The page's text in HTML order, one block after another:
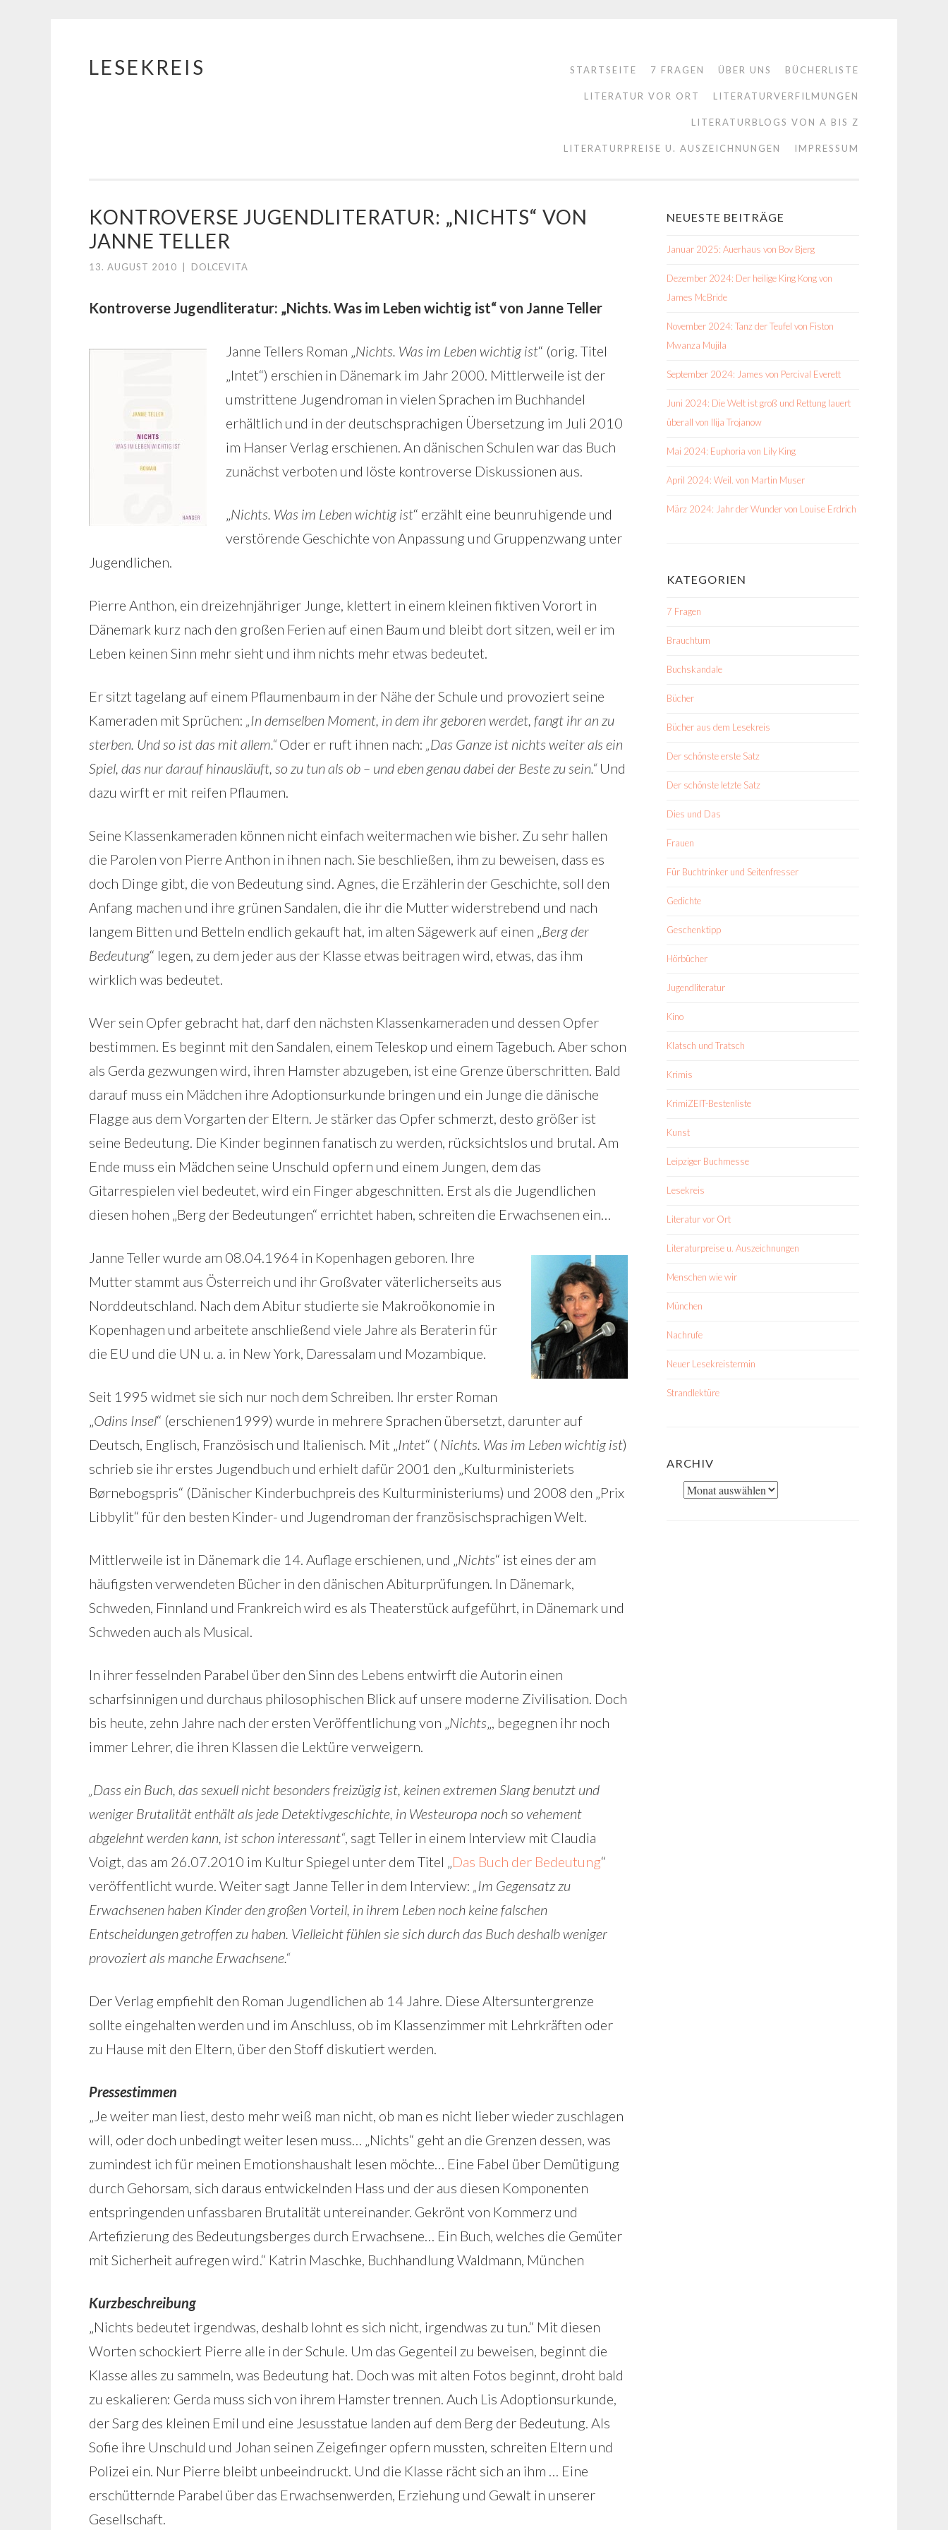
Springe
LESEKREIS STARTSEITE 7 FRAGEN ÜBER UNS BÜCHERLISTE
LITERATUR VOR ORT LITERATURVERFILMUNGEN
LITERATURBLOGS VON A BIS Z
LITERATURPREISE U. AUSZEICHNUNGEN IMPRESSUM
KONTROVERSE JUGENDLITERATUR: „NICHTS“ VON
JANNE TELLER
13. AUGUST 2010 DOLCEVITA
Kontroverse Jugendliteratur: „Nichts. Was im Leben wichtig ist“ von Janne Teller
Janne Tellers Roman „Nichts. Was im Leben wichtig ist“ (orig. Titel
„Intet“) erschien in Dänemark im Jahr 2000. Mittlerweile ist der
umstrittene Jugendroman in vielen Sprachen im Buchhandel
erhältlich und in der deutschsprachigen Übersetzung im Juli 2010
im Hanser Verlag erschienen. An dänischen Schulen war das Buch
zunächst verboten und löste kontroverse Diskussionen aus.
„Nichts. Was im Leben wichtig ist“ erzählt eine beunruhigende und
verstörende Geschichte von Anpassung und Gruppenzwang unter
Jugendlichen.
Pierre Anthon, ein dreizehnjähriger Junge, klettert in einem kleinen fiktiven Vorort in
Dänemark kurz nach den großen Ferien auf einen Baum und bleibt dort sitzen, weil er im
Leben keinen Sinn mehr sieht und ihm nichts mehr etwas bedeutet.
Er sitzt tagelang auf einem Pflaumenbaum in der Nähe der Schule und provoziert seine
Kameraden mit Sprüchen: „In demselben Moment, in dem ihr geboren werdet, fangt ihr an zu
sterben. Und so ist das mit allem.“Oder er ruft ihnen nach: „Das Ganze ist nichts weiter als ein
Spiel, das nur darauf hinausläuft, so zu tun als ob – und eben genau dabei der Beste zu sein.“Und
dazu wirft er mit reifen Pflaumen.
Seine Klassenkameraden können nicht einfach weitermachen wie bisher. Zu sehr hallen
die Parolen von Pierre Anthon in ihnen nach. Sie beschließen, ihm zu beweisen, dass es
doch Dinge gibt, die von Bedeutung sind. Agnes, die Erzählerin der Geschichte, soll den
Anfang machen und ihre grünen Sandalen, die ihr die Mutter widerstrebend und nach
langem Bitten und Betteln endlich gekauft hat, im alten Sägewerk auf einen „Berg der
Bedeutung“ legen, zu dem jeder aus der Klasse etwas beitragen wird, etwas, das ihm
wirklich was bedeutet.
Wer sein Opfer gebracht hat, darf den nächsten Klassenkameraden und dessen Opfer
bestimmen. Es beginnt mit den Sandalen, einem Teleskop und einem Tagebuch. Aber schon
als Gerda gezwungen wird, ihren Hamster abzugeben, ist eine Grenze überschritten. Bald
darauf muss ein Mädchen ihre Adoptionsurkunde bringen und ein Junge die dänische
Flagge aus dem Vorgarten der Eltern. Je stärker das Opfer schmerzt, desto größer ist
seine Bedeutung. Die Kinder beginnen fanatisch zu werden, rücksichtslos und brutal. Am
Ende muss ein Mädchen seine Unschuld opfern und einem Jungen, dem das
Gitarrespielen viel bedeutet, wird ein Finger abgeschnitten. Erst als die Jugendlichen
diesen hohen „Berg der Bedeutungen“ errichtet haben, schreiten die Erwachsenen ein…
Janne Teller wurde am 08.04.1964 in Kopenhagen geboren. Ihre
Mutter stammt aus Österreich und ihr Großvater väterlicherseits aus
Norddeutschland. Nach dem Abitur studierte sie Makroökonomie in
Kopenhagen und arbeitete anschließend viele Jahre als Beraterin für
die EU und die UN u. a. in New York, Daressalam und Mozambique.
Seit 1995 widmet sie sich nur noch dem Schreiben. Ihr erster Roman
„Odins Insel“ (erschienen1999) wurde in mehrere Sprachen übersetzt, darunter auf
Deutsch, Englisch, Französisch und Italienisch. Mit „Intet“ ( Nichts. Was im Leben wichtig ist)
schrieb sie ihr erstes Jugendbuch und erhielt dafür 2001 den „Kulturministeriets
Børnebogspris“ (Dänischer Kinderbuchpreis des Kulturministeriums) und 2008 den „Prix
Libbylit“ für den besten Kinder- und Jugendroman der französischsprachigen Welt.
Mittlerweile ist in Dänemark die 14. Auflage erschienen, und „Nichts“ ist eines der am
häufigsten verwendeten Bücher in den dänischen Abiturprüfungen. In Dänemark,
Schweden, Finnland und Frankreich wird es als Theaterstück aufgeführt, in Dänemark und
Schweden auch als Musical.
In ihrer fesselnden Parabel über den Sinn des Lebens entwirft die Autorin einen
scharfsinnigen und durchaus philosophischen Blick auf unsere moderne Zivilisation. Doch
bis heute, zehn Jahre nach der ersten Veröffentlichung von „Nichts„, begegnen ihr noch
immer Lehrer, die ihren Klassen die Lektüre verweigern.
„Dass ein Buch, das sexuell nicht besonders freizügig ist, keinen extremen Slang benutzt und
weniger Brutalität enthält als jede Detektivgeschichte, in Westeuropa noch so vehement
abgelehnt werden kann, ist schon interessant“, sagt Teller in einem Interview mit Claudia
Voigt, das am 26.07.2010 im Kultur Spiegel unter dem Titel „Das Buch der Bedeutung“
veröffentlicht wurde. Weiter sagt Janne Teller in dem Interview: „Im Gegensatz zu
Erwachsenen haben Kinder den großen Vorteil, in ihrem Leben noch keine falschen
Entscheidungen getroffen zu haben. Vielleicht fühlen sie sich durch das Buch deshalb weniger
provoziert als manche Erwachsene.“
Der Verlag empfiehlt den Roman Jugendlichen ab 14 Jahre. Diese Altersuntergrenze
sollte eingehalten werden und im Anschluss, ob im Klassenzimmer mit Lehrkräften oder
zu Hause mit den Eltern, über den Stoff diskutiert werden.
Pressestimmen
„Je weiter man liest, desto mehr weiß man nicht, ob man es nicht lieber wieder zuschlagen
will, oder doch unbedingt weiter lesen muss… „Nichts“ geht an die Grenzen dessen, was
zumindest ich für meinen Emotionshaushalt lesen möchte… Eine Fabel über Demütigung
durch Gehorsam, sich daraus entwickelnden Hass und der aus diesen Komponenten
entspringenden unfassbaren Brutalität untereinander. Gekrönt von Kommerz und
Artefizierung des Bedeutungsberges durch Erwachsene… Ein Buch, welches die Gemüter
mit Sicherheit aufregen wird.“ Katrin Maschke, Buchhandlung Waldmann, München
Kurzbeschreibung
„Nichts bedeutet irgendwas, deshalb lohnt es sich nicht, irgendwas zu tun.“ Mit diesen
Worten schockiert Pierre alle in der Schule. Um das Gegenteil zu beweisen, beginnt die
Klasse alles zu sammeln, was Bedeutung hat. Doch was mit alten Fotos beginnt, droht bald
zu eskalieren: Gerda muss sich von ihrem Hamster trennen. Auch Lis Adoptionsurkunde,
der Sarg des kleinen Emil und eine Jesusstatue landen auf dem Berg der Bedeutung. Als
Sofie ihre Unschuld und Johan seinen Zeigefinger opfern mussten, schreiten Eltern und
Polizei ein. Nur Pierre bleibt unbeeindruckt. Und die Klasse rächt sich an ihm … Eine
erschütternde Parabel über das Erwachsenwerden, Erziehung und Gewalt in unserer
Gesellschaft.
NEUESTE BEITRÄGE
Januar 2025: Auerhaus von Bov Bjerg
Dezember 2024: Der heilige King Kong von
James McBride
November 2024: Tanz der Teufel von Fiston
Mwanza Mujila
September 2024: James von Percival Everett
Juni 2024: Die Welt ist groß und Rettung lauert
überall von Ilija Trojanow
Mai 2024: Euphoria von Lily King
April 2024: Weil. von Martin Muser
März 2024: Jahr der Wunder von Louise Erdrich
KATEGORIEN
7 Fragen
Brauchtum
Buchskandale
Bücher
Bücher aus dem Lesekreis
Der schönste erste Satz
Der schönste letzte Satz
Dies und Das
Frauen
Für Buchtrinker und Seitenfresser
Gedichte
Geschenktipp
Hörbücher
Jugendliteratur
Kino
Klatsch und Tratsch
Krimis
KrimiZEIT-Bestenliste
Kunst
Leipziger Buchmesse
Lesekreis
Literatur vor Ort
Literaturpreise u. Auszeichnungen
Menschen wie wir
München
Nachrufe
Neuer Lesekreistermin
Strandlektüre
ARCHIV
Archiv